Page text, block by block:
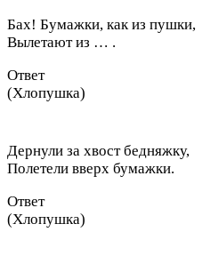
Бах! Бумажки, как из пушки,
Вылетают из … .
Ответ
(Хлопушка)
Дернули за хвост бедняжку,
Полетели вверх бумажки.
Ответ
(Хлопушка)